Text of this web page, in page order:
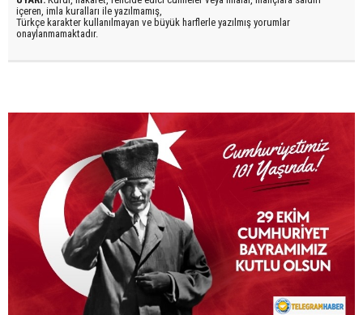
içeren, imla kuralları ile yazılmamış,
Türkçe karakter kullanılmayan ve büyük harflerle yazılmış yorumlar
onaylanmamaktadır.